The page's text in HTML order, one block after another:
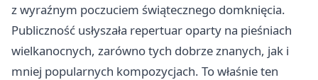
z wyraźnym poczuciem świątecznego domknięcia.
Publiczność usłyszała repertuar oparty na pieśniach
wielkanocnych, zarówno tych dobrze znanych, jak i
mniej popularnych kompozycjach. To właśnie ten